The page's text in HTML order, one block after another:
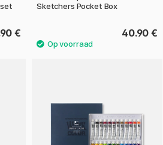
€
Sketchers Pocket Box
40.90 €